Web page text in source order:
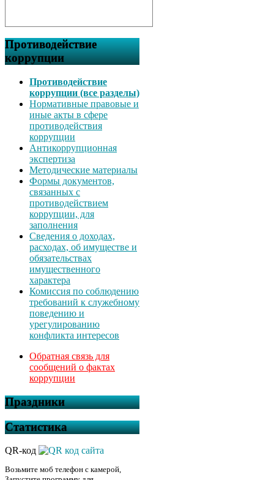
Противодействие
коррупции
Противодействие
коррупции (все разделы)
Нормативные правовые и
иные акты в сфере
противодействия
коррупции
Антикоррупционная
экспертиза
Методические материалы
Формы документов,
связанных с
противодействием
коррупции, для
заполнения
Сведения о доходах,
расходах, об имуществе и
обязательствах
имущественного
характера
Комиссия по соблюдению
требований к служебному
поведению и
урегулированию
конфликта интересов
Обратная связь для
сообщений о фактах
коррупции
Праздники
Статистика
QR-код
Возьмите моб телефон с камерой,